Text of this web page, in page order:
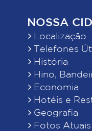
NOSSA
Localização
Telefones
História
Hino,
Economia
Hotéis e
Geografia
Fotos Atuais